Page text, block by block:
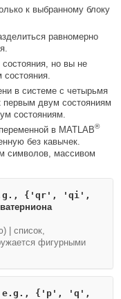
к выбранному блоку
равномерно
но вы не
в системе с четырьмя
первым двум состояниям
состояниям.
в MATLAB®
без кавычек.
символов, массивом
e.g., {'qr', 'qi',
| список,
фигурными
e.g., {'p', 'q',